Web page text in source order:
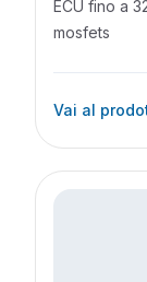
ECU fino a
mosfets
Vai al